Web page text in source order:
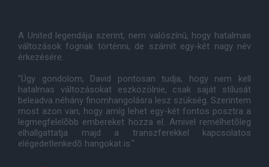
A United legendája szerint, nem valószínû, hogy hatalmas
változások fognak történni, de számít egy-két nagy név
érkezésére.
"Úgy gondolom, David pontosan tudja, hogy nem kell
hatalmas változásokat eszközölnie, csak saját stílusát
beleadva néhány finomhangolásra lesz szükség. Szerintem
most azon van, hogy amíg lehet egy-két fontos posztra a
legmegfelelõbb embereket hozza el. Amivel remélhetõleg
elhallgattatja majd a transzferekkel kapcsolatos
elégedetlenkedõ hangokat is."